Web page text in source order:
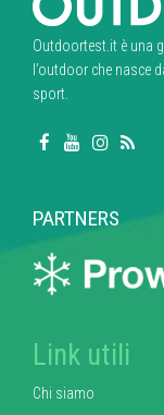
Outdoortest.it è una
l’outdoor che nasce
sport.
PARTNERS
Link utili
Chi siamo